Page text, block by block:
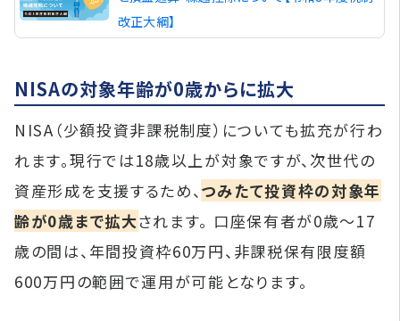
改正大綱】
NISAの対象年齢が0歳からに拡大
NISA（少額投資非課税制度）についても拡充が行わ
れます。現行では18歳以上が対象ですが、次世代の
資産形成を支援するため、つみたて投資枠の対象年
齢が0歳まで拡大されます。 口座保有者が0歳〜17
歳の間は、年間投資枠60万円、非課税保有限度額
600万円の範囲で運用が可能となります。